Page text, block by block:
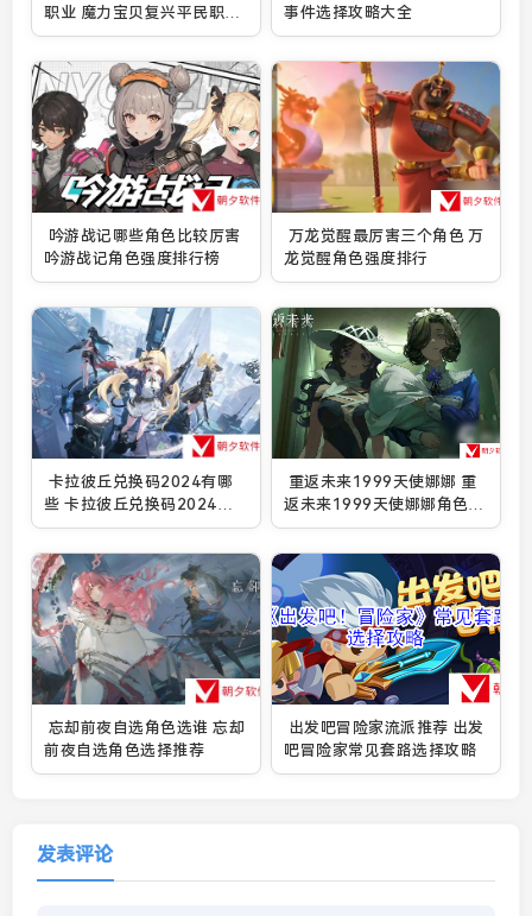
职业 魔力宝贝复兴平民职业
推荐2024
事件选择攻略大全
吟游战记哪些角色比较厉害
吟游战记角色强度排行榜
万龙觉醒最厉害三个角色 万
龙觉醒角色强度排行
卡拉彼丘兑换码2024有哪
些 卡拉彼丘兑换码2024永
久有效
重返未来1999天使娜娜 重
返未来1999天使娜娜角色介
绍
忘却前夜自选角色选谁 忘却
前夜自选角色选择推荐
出发吧冒险家流派推荐 出发
吧冒险家常见套路选择攻略
发表评论